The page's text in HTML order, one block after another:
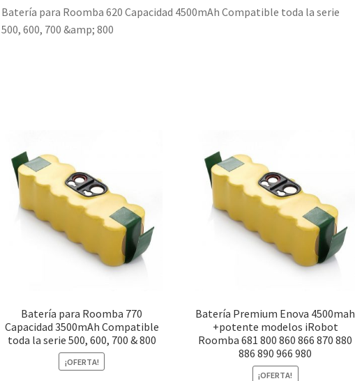
Batería para Roomba 620 Capacidad 4500mAh Compatible toda la serie
500, 600, 700 &amp; 800
Batería para Roomba 770
Capacidad 3500mAh Compatible
toda la serie 500, 600, 700 & 800
¡OFERTA!
Batería Premium Enova 4500mah
+potente modelos iRobot
Roomba 681 800 860 866 870 880
886 890 966 980
¡OFERTA!